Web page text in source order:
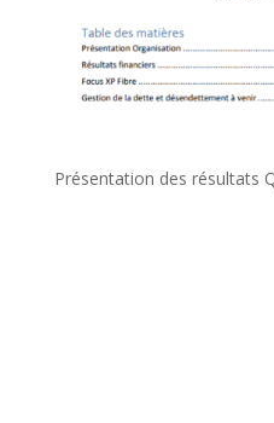
Présentation des résultats